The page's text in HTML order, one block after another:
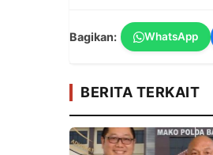
Bagikan: WhatsApp
BERITA TERKAIT